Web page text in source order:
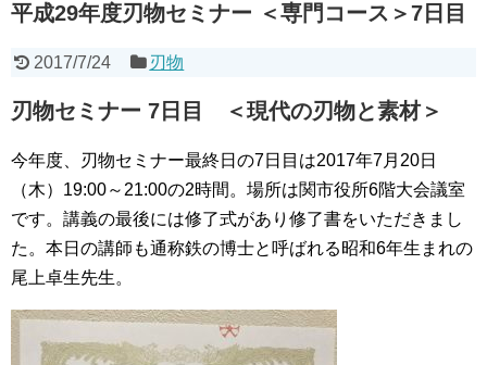
平成29年度刃物セミナー ＜専門コース＞7日目
2017/7/24 刃物
刃物セミナー 7日目 ＜現代の刃物と素材＞
今年度、刃物セミナー最終日の7日目は2017年7月20日
（木）19:00～21:00の2時間。場所は関市役所6階大会議室
です。講義の最後には修了式があり修了書をいただきまし
た。本日の講師も通称鉄の博士と呼ばれる昭和6年生まれの
尾上卓生先生。